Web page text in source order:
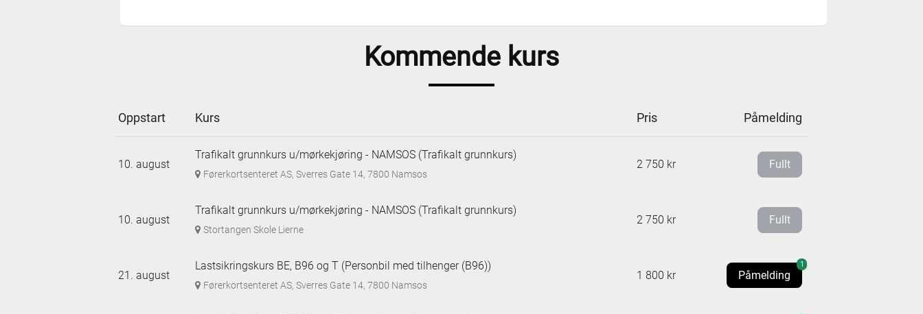
Kommende kurs
Oppstart Kurs Pris Påmelding
10. august
Trafikalt grunnkurs u/mørkekjøring - NAMSOS (Trafikalt grunnkurs)
Førerkortsenteret AS, Sverres Gate 14, 7800 Namsos
2 750 kr Fullt
10. august
Trafikalt grunnkurs u/mørkekjøring - NAMSOS (Trafikalt grunnkurs)
Stortangen Skole Lierne
2 750 kr Fullt
21. august
Lastsikringskurs BE, B96 og T (Personbil med tilhenger (B96))
Førerkortsenteret AS, Sverres Gate 14, 7800 Namsos
1 800 kr Påmelding
1